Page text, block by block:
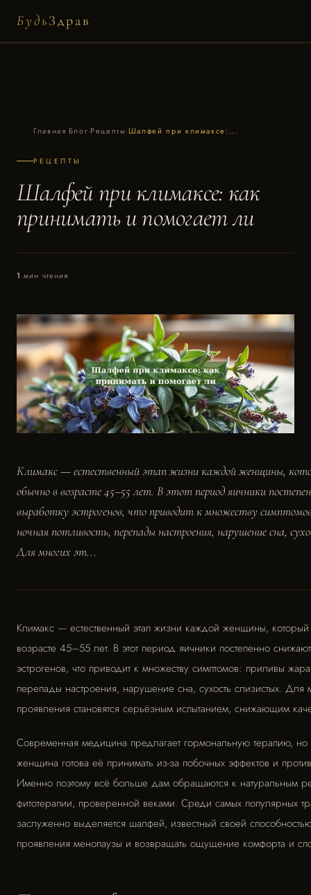
БудьЗдрав
Главная·Блог·Рецепты·Шалфей при климаксе:...
РЕЦЕПТЫ
Шалфей при климаксе: как
принимать и помогает ли
1 мин чтения
Климакс — естественный этап жизни каждой женщины,
обычно в возрасте 45–55 лет. В этот период яичники
выработку эстрогенов, что приводит к множеству
ночная потливость, перепады настроения, нарушение сна,
Для многих эт...
Климакс — естественный этап жизни каждой женщины, который
возрасте 45–55 лет. В этот период яичники постепенно
эстрогенов, что приводит к множеству симптомов: приливы
перепады настроения, нарушение сна, сухость слизистых. Для
проявления становятся серьёзным испытанием, снижающим
Современная медицина предлагает гормональную терапию,
женщина готова её принимать из-за побочных эффектов и
Именно поэтому всё больше дам обращаются к натуральным
фитотерапии, проверенной веками. Среди самых популярных
заслуженно выделяется шалфей, известный своей
проявления менопаузы и возвращать ощущение комфорта и